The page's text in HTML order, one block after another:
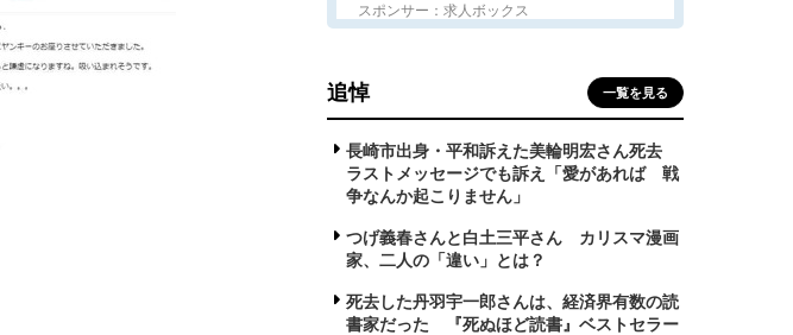
スポンサー：求人ボックス
追悼 一覧を見る
長崎市出身・平和訴えた美輪明宏さん死去
ラストメッセージでも訴え「愛があれば 戦
争なんか起こりません」
つげ義春さんと白土三平さん カリスマ漫画
家、二人の「違い」とは？
死去した丹羽宇一郎さんは、経済界有数の読
書家だった 『死ぬほど読書』ベストセラー